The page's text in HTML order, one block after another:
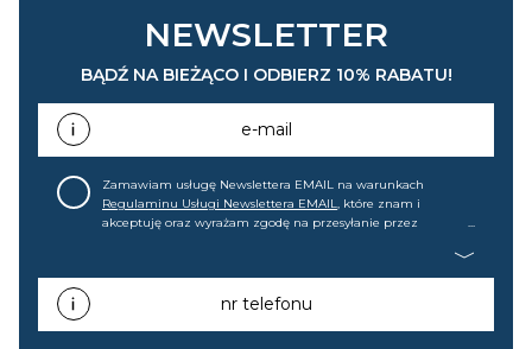
NEWSLETTER
BĄDŹ NA BIEŻĄCO I ODBIERZ 10% RABATU!
e-mail
Zamawiam usługę Newslettera EMAIL na warunkach
Regulaminu Usługi Newslettera EMAIL, które znam i
akceptuję oraz wyrażam zgodę na przesyłanie przez
promocjach, wyprzedażach). Wiem, że mogę tę zgodę w
każdej chwili cofnąć.nr telefonu